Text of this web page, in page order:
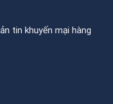
tin khuyến mại hàng